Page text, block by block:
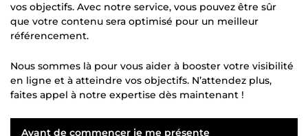
vos objectifs. Avec notre service, vous pouvez être sûr
que votre contenu sera optimisé pour un meilleur
référencement.
Nous sommes là pour vous aider à booster votre visibilité
en ligne et à atteindre vos objectifs. N’attendez plus,
faites appel à notre expertise dès maintenant !
Avant de commencer je me présente